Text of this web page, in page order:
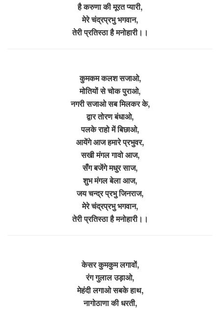
है करुणा की मूरत प्यारी,
मेरे चंद्रप्रभु भगवान,
तेरी प्रतिस्ठा है मनोहारी।।
कुमकम कलश सजाओ,
मोतियों से चोक पुराओ,
नगरी सजाओ सब मिलकर के,
द्वार तोरण बंधाओ,
पलके राहो में बिछाओ,
आयेंगे आज हमारे प्रभुवर,
सखी मंगल गावो आज,
सँग बजेंगे मधुर साज,
शुभ मंगल बेला आज,
जय चन्द्र प्रभु जिनराज,
मेरे चंद्रप्रभु भगवान,
तेरी प्रतिस्ठा है मनोहारी।।
केसर कुमकुम लगावों,
रंग गुलाल उड़ाओ,
मेहंदी लगाओ सबके हाथ,
नागोठाणा की धरती,